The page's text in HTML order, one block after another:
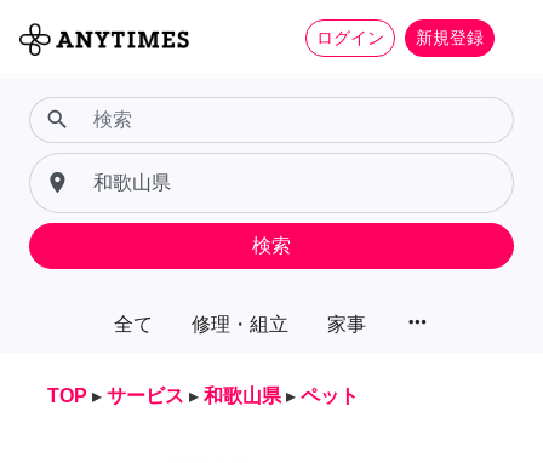
ログイン 新規登録
全て 修理・組立 家事 more_horiz
search
place
検索
TOP ▸ サービス ▸ 和歌山県 ▸ ペット